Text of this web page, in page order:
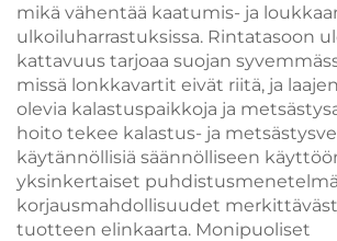
mikä vähentää kaatumis- ja
ulkoiluharrastuksissa. Rintatasoon
kattavuus tarjoaa suojan
missä lonkkavartit eivät riitä, ja
olevia kalastuspaikkoja ja
hoito tekee kalastus- ja
käytännöllisiä säännölliseen
yksinkertaiset
korjausmahdollisuudet
tuotteen elinkaarta. Monipuoliset